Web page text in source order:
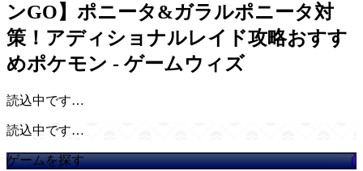
ンGO】ポニータ&ガラルポニータ対
策！アディショナルレイド攻略おすす
めポケモン - ゲームウィズ
読込中です…
読込中です…
ゲームを探す